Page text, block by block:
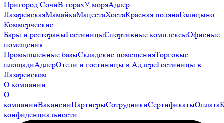
Пригород СочиВ горахУ моряАдлер
ЛазаревскаяМамайкаМацестаХостаКрасная полянаГолицыно
Коммерческие
Бары и рестораныГостиницыСпортивные комплексыОфисные
помещения
Промышленные базыСкладские помещенияТорговые
площадиАдлерОтели и гостиницы в АдлереГостиницы в
Лазаревском
О компании
О
компанииВакансииПартнерыСотрудникиСертификатыОплата
конфиденциальности